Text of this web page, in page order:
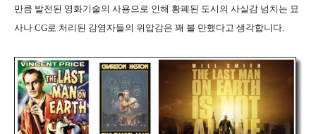
만큼 발전된 영화기술의 사용으로 인해 황폐된 도시의 사실감 넘치는 묘
사나 CG로 처리된 감염자들의 위압감은 꽤 볼 만했다고 생각합니다.